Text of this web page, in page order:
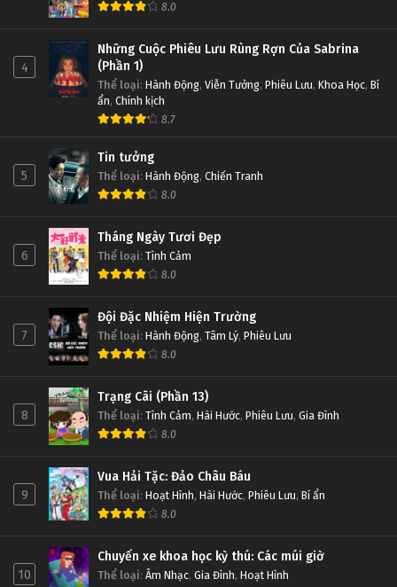
8.0
4
Những Cuộc Phiêu Lưu Rùng Rợn Của Sabrina
(Phần 1)
Thể loại: Hành Động, Viễn Tưởng, Phiêu Lưu, Khoa Học, Bí
ẩn, Chính kịch
8.7
5
Tin tưởng
Thể loại: Hành Động, Chiến Tranh
8.0
6
Tháng Ngày Tươi Đẹp
Thể loại: Tình Cảm
8.0
7
Đội Đặc Nhiệm Hiện Trường
Thể loại: Hành Động, Tâm Lý, Phiêu Lưu
8.0
8
Trạng Cãi (Phần 13)
Thể loại: Tình Cảm, Hài Hước, Phiêu Lưu, Gia Đình
8.0
9
Vua Hải Tặc: Đảo Châu Báu
Thể loại: Hoạt Hình, Hài Hước, Phiêu Lưu, Bí ẩn
8.0
10
Chuyến xe khoa học kỳ thú: Các múi giờ
Thể loại: Âm Nhạc, Gia Đình, Hoạt Hình